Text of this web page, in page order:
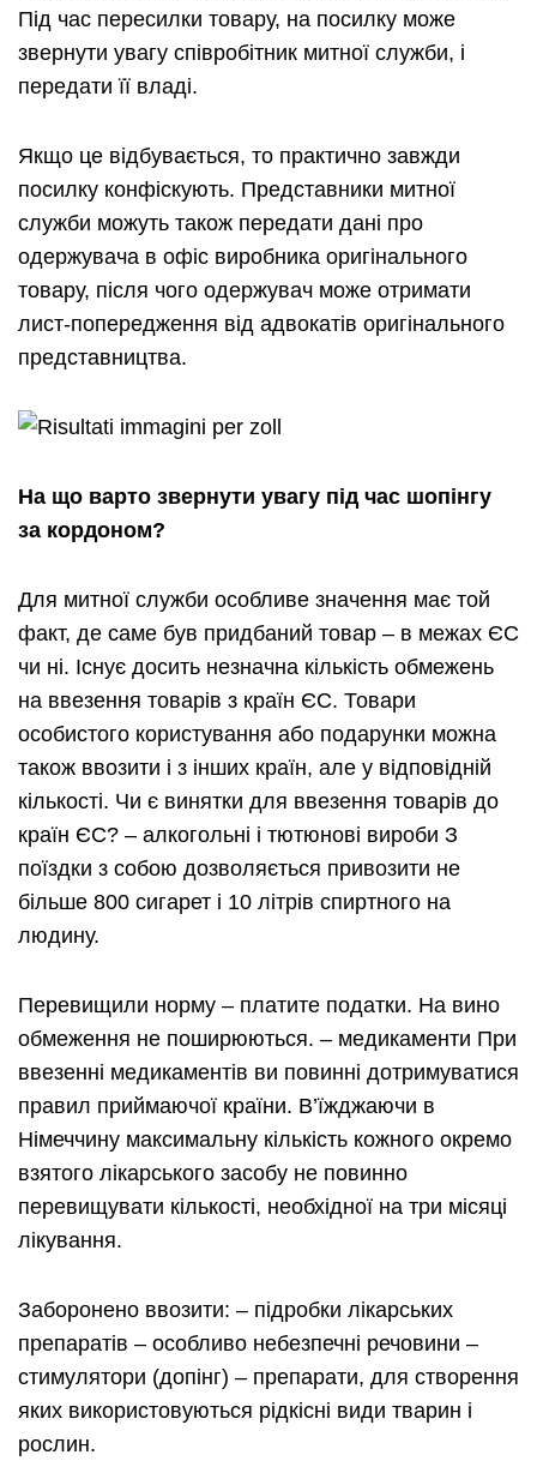
Під час пересилки товару, на посилку може
звернути увагу співробітник митної служби, і
передати її владі.
Якщо це відбувається, то практично завжди
посилку конфіскують. Представники митної
служби можуть також передати дані про
одержувача в офіс виробника оригінального
товару, після чого одержувач може отримати
лист-попередження від адвокатів оригінального
представництва.
На що варто звернути увагу під час шопінгу
за кордоном?
Для митної служби особливе значення має той
факт, де саме був придбаний товар – в межах ЄС
чи ні. Існує досить незначна кількість обмежень
на ввезення товарів з країн ЄС. Товари
особистого користування або подарунки можна
також ввозити і з інших країн, але у відповідній
кількості. Чи є винятки для ввезення товарів до
країн ЄС? – алкогольні і тютюнові вироби З
поїздки з собою дозволяється привозити не
більше 800 сигарет і 10 літрів спиртного на
людину.
Перевищили норму – платите податки. На вино
обмеження не поширюються. – медикаменти При
ввезенні медикаментів ви повинні дотримуватися
правил приймаючої країни. В’їжджаючи в
Німеччину максимальну кількість кожного окремо
взятого лікарського засобу не повинно
перевищувати кількості, необхідної на три місяці
лікування.
Заборонено ввозити: – підробки лікарських
препаратів – особливо небезпечні речовини –
стимулятори (допінг) – препарати, для створення
яких використовуються рідкісні види тварин і
рослин.